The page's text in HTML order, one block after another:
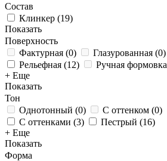
Состав
Клинкер (19)
Показать
Поверхность
Фактурная (0) Глазурованная (0)
Рельефная (12) Ручная формовка
+ Еще
Показать
Тон
Однотонный (0) С оттенком (0)
С оттенками (3) Пестрый (16)
+ Еще
Показать
Форма